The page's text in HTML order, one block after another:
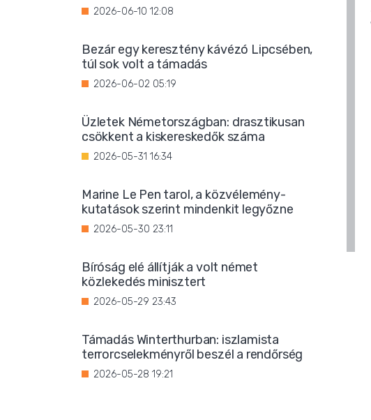
2026-06-10 12:08
Bezár egy keresztény kávézó Lipcsében,
túl sok volt a támadás
2026-06-02 05:19
Üzletek Németországban: drasztikusan
csökkent a kiskereskedők száma
2026-05-31 16:34
Marine Le Pen tarol, a közvélemény-
kutatások szerint mindenkit legyőzne
2026-05-30 23:11
Bíróság elé állítják a volt német
közlekedés minisztert
2026-05-29 23:43
Támadás Winterthurban: iszlamista
terrorcselekményről beszél a rendőrség
2026-05-28 19:21